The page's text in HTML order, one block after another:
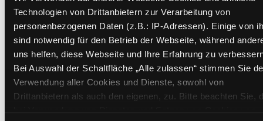
Technologien von Drittanbietern zur Verarbeitung von
personenbezogenen Daten (z.B.: IP-Adressen). Einige von
sind notwendig für den Betrieb der Webseite, während
uns helfen, diese Webseite und Ihre Erfahrung zu
Bei Auswahl der Schaltfläche „Alle zulassen“ stimmen Sie
Verwendung aller Cookies und Dienste, sowohl von
Drittanbietern als auch den eigenen, zu. Bitte beachten Sie,
Vorbestellungen:0
Mediengruppe: Zeitschriften
Frist:
Barcode:
1105Z052001
Standort 3: